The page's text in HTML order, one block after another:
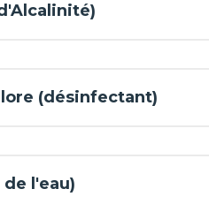
(désinfectant)
l'eau)